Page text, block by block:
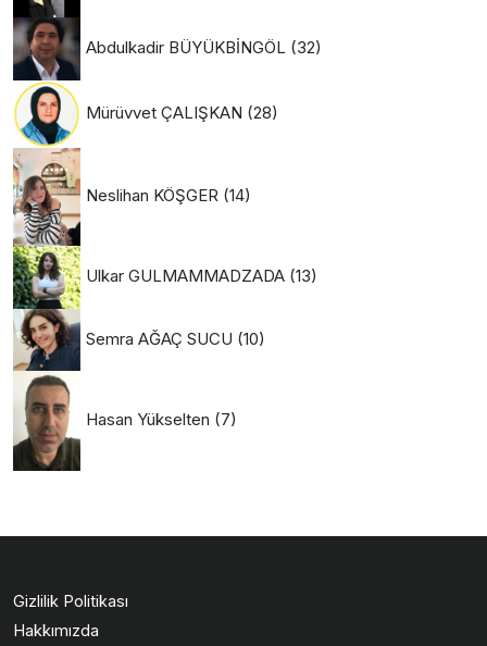
Abdulkadir BÜYÜKBİNGÖL (32)
Mürüvvet ÇALIŞKAN (28)
Neslihan KÖŞGER (14)
Ulkar GULMAMMADZADA (13)
Semra AĞAÇ SUCU (10)
Hasan Yükselten (7)
Gizlilik Politikası
Hakkımızda